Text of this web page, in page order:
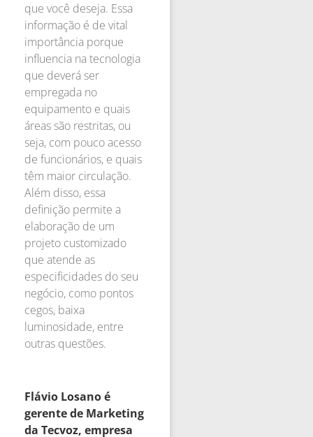
que você deseja. Essa
informação é de vital
importância porque
influencia na tecnologia
que deverá ser
empregada no
equipamento e quais
áreas são restritas, ou
seja, com pouco acesso
de funcionários, e quais
têm maior circulação.
Além disso, essa
definição permite a
elaboração de um
projeto customizado
que atende as
especificidades do seu
negócio, como pontos
cegos, baixa
luminosidade, entre
outras questões.
Flávio Losano é
gerente de Marketing
da Tecvoz, empresa